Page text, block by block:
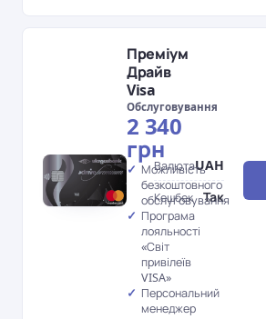
Преміум
Драйв
Visa
Обслуговування
2 340
грн
Можливість
безкоштовного
обслуговування
Програма
лояльності
«Світ
привілеїв
VISA»
Персональний
менеджер
ВалютаUAH
Кешбек Так